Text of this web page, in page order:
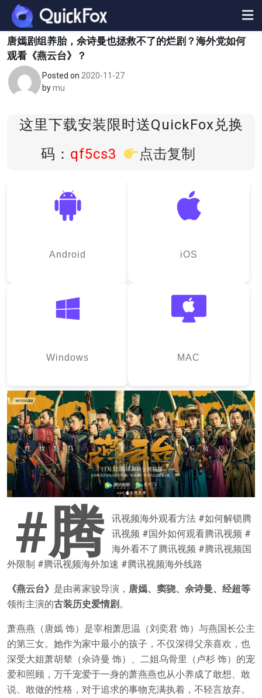
Skip
content
唐嫣剧组养胎，佘诗曼也拯救不了的烂剧？海外党如何
观看《燕云台》？
Posted on 2020-11-27
bymu
这里下载安装限时送QuickFox兑换
码： qf5cs3 点击复制
Android iOS
Windows MAC
#腾
讯视频海外观看方法 #如何解锁腾
讯视频 #国外如何观看腾讯视频 #
海外看不了腾讯视频 #腾讯视频国
外限制 #腾讯视频海外加速 #腾讯视频海外线路
《燕云台》 是由蒋家骏导演， 唐嫣、窦骁、佘诗曼、经超等
领衔主演的古装历史爱情剧 。
萧燕燕（唐嫣 饰）是宰相萧思温（刘奕君 饰）与燕国长公主
的第三女。她作为家中最小的孩子，不仅深得父亲喜欢，也
深受大姐萧胡辇（佘诗曼 饰）、二姐乌骨里（卢杉 饰）的宠
爱和照顾，万千宠爱于一身的萧燕燕也从小养成了敢想、敢
说、敢做的性格，对于追求的事物充满执着，不轻言放弃。